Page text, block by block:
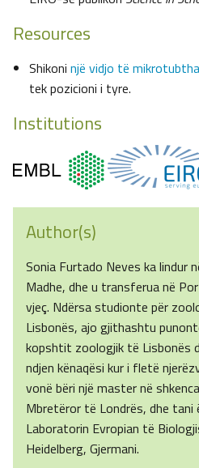
Resources
Shikoni një vidjo të
tek pozicioni i tyre.
Institutions
Author(s)
Sonia Furtado Neves ka lindur
Madhe, dhe u transferua në
vjeç. Ndërsa studionte për
Lisbonës, ajo gjithashtu
kopshtit zoologjik të Lisbonës
ndjen kënaqësi kur i fletë
vonë bëri një master në
Mbretëror të Londrës, dhe
Laboratorin Evropian të
Heidelberg, Gjermani.